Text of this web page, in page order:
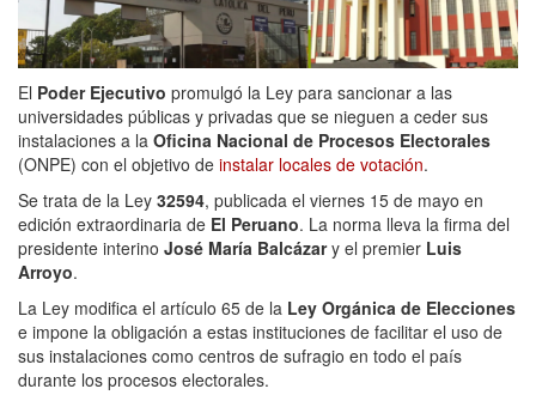
El Poder Ejecutivo promulgó la Ley para sancionar a las
universidades públicas y privadas que se nieguen a ceder sus
instalaciones a la Oficina Nacional de Procesos Electorales
(ONPE) con el objetivo de instalar locales de votación.
Se trata de la Ley 32594, publicada el viernes 15 de mayo en
edición extraordinaria de El Peruano. La norma lleva la firma del
presidente interino José María Balcázary el premier Luis
Arroyo.
La Ley modifica el artículo 65 de la Ley Orgánica de Elecciones
e impone la obligación a estas instituciones de facilitar el uso de
sus instalaciones como centros de sufragio en todo el país
durante los procesos electorales.